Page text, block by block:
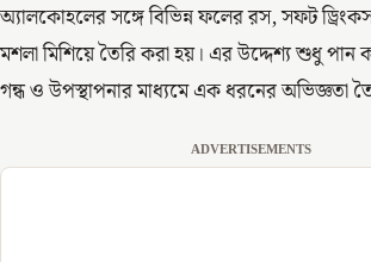
অ্যালকোহলের সঙ্গে বিভিন্ন ফলের রস, সফট
মশলা মিশিয়ে তৈরি করা হয়। এর উদ্দেশ্য শুধু পান
গন্ধ ও উপস্থাপনার মাধ্যমে এক ধরনের অভিজ্ঞতা
ADVERTISEMENTS